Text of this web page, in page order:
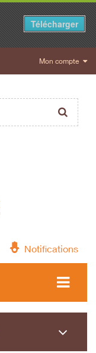
Mon compte
Notifications
Télécharger